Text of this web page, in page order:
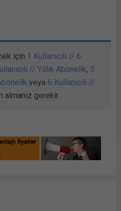
için 1 Kullanıcılı // 6
// Yıllık Abonelik, 3
veya 6 Kullanıcılı //
almanız gerekir.